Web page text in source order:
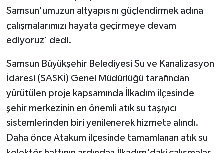
Samsun'umuzun altyapısını güçlendirmek adına
çalışmalarımızı hayata geçirmeye devam
ediyoruz' dedi.
Samsun Büyükşehir Belediyesi Su ve Kanalizasyon
İdaresi (SASKİ) Genel Müdürlüğü tarafından
yürütülen proje kapsamında İlkadım ilçesinde
şehir merkezinin en önemli atık su taşıyıcı
sistemlerinden biri yenilenerek hizmete alındı.
Daha önce Atakum ilçesinde tamamlanan atık su